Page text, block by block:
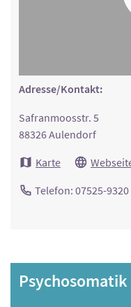
Adresse/Kontakt:
Safranmoosstr. 5
88326 Aulendorf
Karte
Telefon: 07525-9320
Psychosomatik